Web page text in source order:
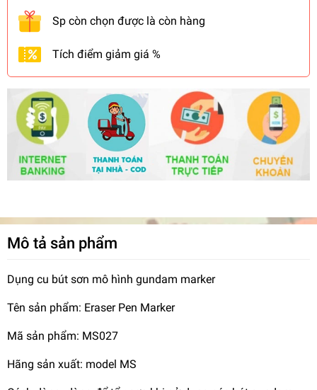
Sp còn chọn được là còn hàng
Tích điểm giảm giá %
Mô tả sản phẩm
Dụng cu bút sơn mô hình gundam marker
Tên sản phẩm: Eraser Pen Marker
Mã sản phẩm: MS027
Hãng sản xuất: model MS